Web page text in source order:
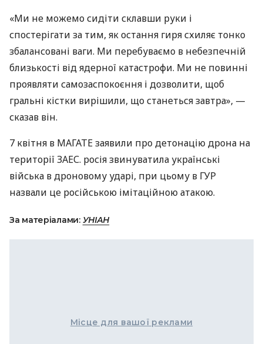
«Ми не можемо сидіти склавши руки і
спостерігати за тим, як остання гиря схиляє тонко
збалансовані ваги. Ми перебуваємо в небезпечній
близькості від ядерної катастрофи. Ми не повинні
проявляти самозаспокоєння і дозволити, щоб
гральні кістки вирішили, що станеться завтра», —
сказав він.
7 квітня в МАГАТЕ заявили про детонацію дрона на
території ЗАЕС. росія звинуватила українські
війська в дроновому ударі, при цьому в ГУР
назвали це російською імітаційною атакою.
За матеріалами: УНІАН
Місце для вашої реклами